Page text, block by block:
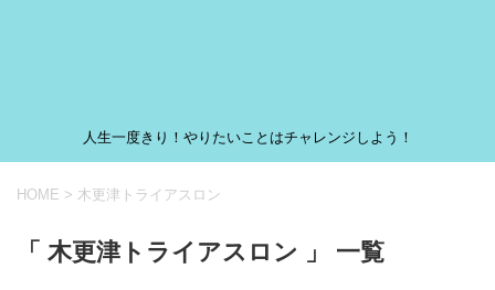
人生一度きり！やりたいことはチャレンジしよう！
HOME > 木更津トライアスロン
「 木更津トライアスロン 」 一覧